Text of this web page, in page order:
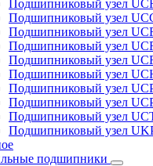
Подшипниковый узел
Подшипниковый узел
Подшипниковый узел
Подшипниковый узел
Подшипниковый узел
Подшипниковый узел
Подшипниковый узел
Подшипниковый узел
Подшипниковый узел
Подшипниковый узел
подшипники